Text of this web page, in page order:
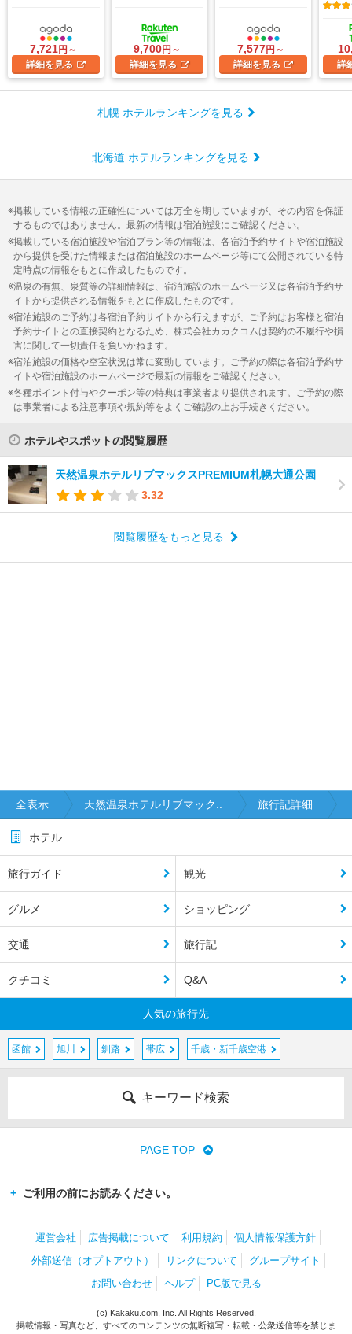
7,721円～
詳細を見る
9,700円～
詳細を見る
7,577円～
詳細を見る 詳
札幌 ホテルランキングを見る
北海道 ホテルランキングを見る
掲載している情報の正確性については万全を期していますが、その内容を保証
するものではありません。最新の情報は宿泊施設にご確認ください。
掲載している宿泊施設や宿泊プラン等の情報は、各宿泊予約サイトや宿泊施設
から提供を受けた情報または宿泊施設のホームページ等にて公開されている特
定時点の情報をもとに作成したものです。
温泉の有無、泉質等の詳細情報は、宿泊施設のホームページ又は各宿泊予約サ
イトから提供される情報をもとに作成したものです。
宿泊施設のご予約は各宿泊予約サイトから行えますが、ご予約はお客様と宿泊
予約サイトとの直接契約となるため、株式会社カカクコムは契約の不履行や損
害に関して一切責任を負いかねます。
宿泊施設の価格や空室状況は常に変動しています。ご予約の際は各宿泊予約サ
イトや宿泊施設のホームページで最新の情報をご確認ください。
各種ポイント付与やクーポン等の特典は事業者より提供されます。ご予約の際
は事業者による注意事項や規約等をよくご確認の上お手続きください。
ホテルやスポットの閲覧履歴
天然温泉ホテルリブマックスPREMIUM札幌大通公園
3.32
閲覧履歴をもっと見る
全表示 天然温泉ホテルリブマック.. 旅行記詳細
ホテル
旅行ガイド 観光
グルメ ショッピング
交通 旅行記
クチコミ Q&A
人気の旅行先
函館 旭川 釧路 帯広 千歳・新千歳空港
キーワード検索
PAGE TOP
ご利用の前にお読みください。
運営会社 広告掲載について 利用規約
個人情報保護方針
外部送信（オプトアウト）
リンクについて
グループサイト
お問い合わせ
ヘルプ PC版で見る
(c) Kakaku.com, Inc. All Rights Reserved.
掲載情報・写真など、すべてのコンテンツの無断複写・転載・公衆送信等を禁じま